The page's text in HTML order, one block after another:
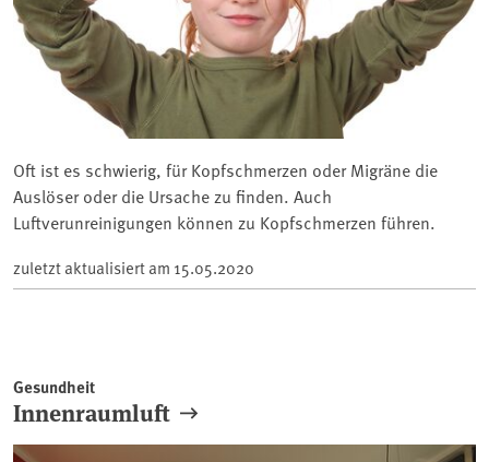
Oft ist es schwierig, für Kopfschmerzen oder Migräne die
Auslöser oder die Ursache zu finden. Auch
Luftverunreinigungen können zu Kopfschmerzen führen.
zuletzt aktualisiert am 15.05.2020
Gesundheit
Innenraumluft